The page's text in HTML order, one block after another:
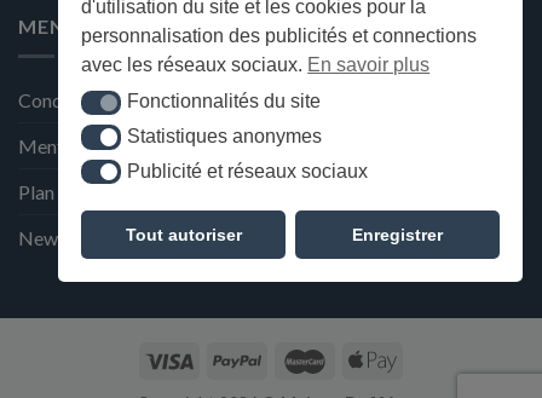
d'utilisation du site et les cookies pour la
personnalisation des publicités et connections
avec les réseaux sociaux. En savoir plus
Fonctionnalités du site
Fonctionnalités du site
Statistiques anonymes
Statistiques anonymes
Publicité et réseaux sociaux
Publicité et réseaux sociaux
Tout autoriser Enregistrer
MENU
Conditions générales de ventes
Mentions Légales et Politique de confidentialité
Plan du site
Newsletter de la Maison Deffès